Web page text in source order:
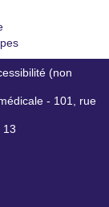
(non
- 101, rue
13